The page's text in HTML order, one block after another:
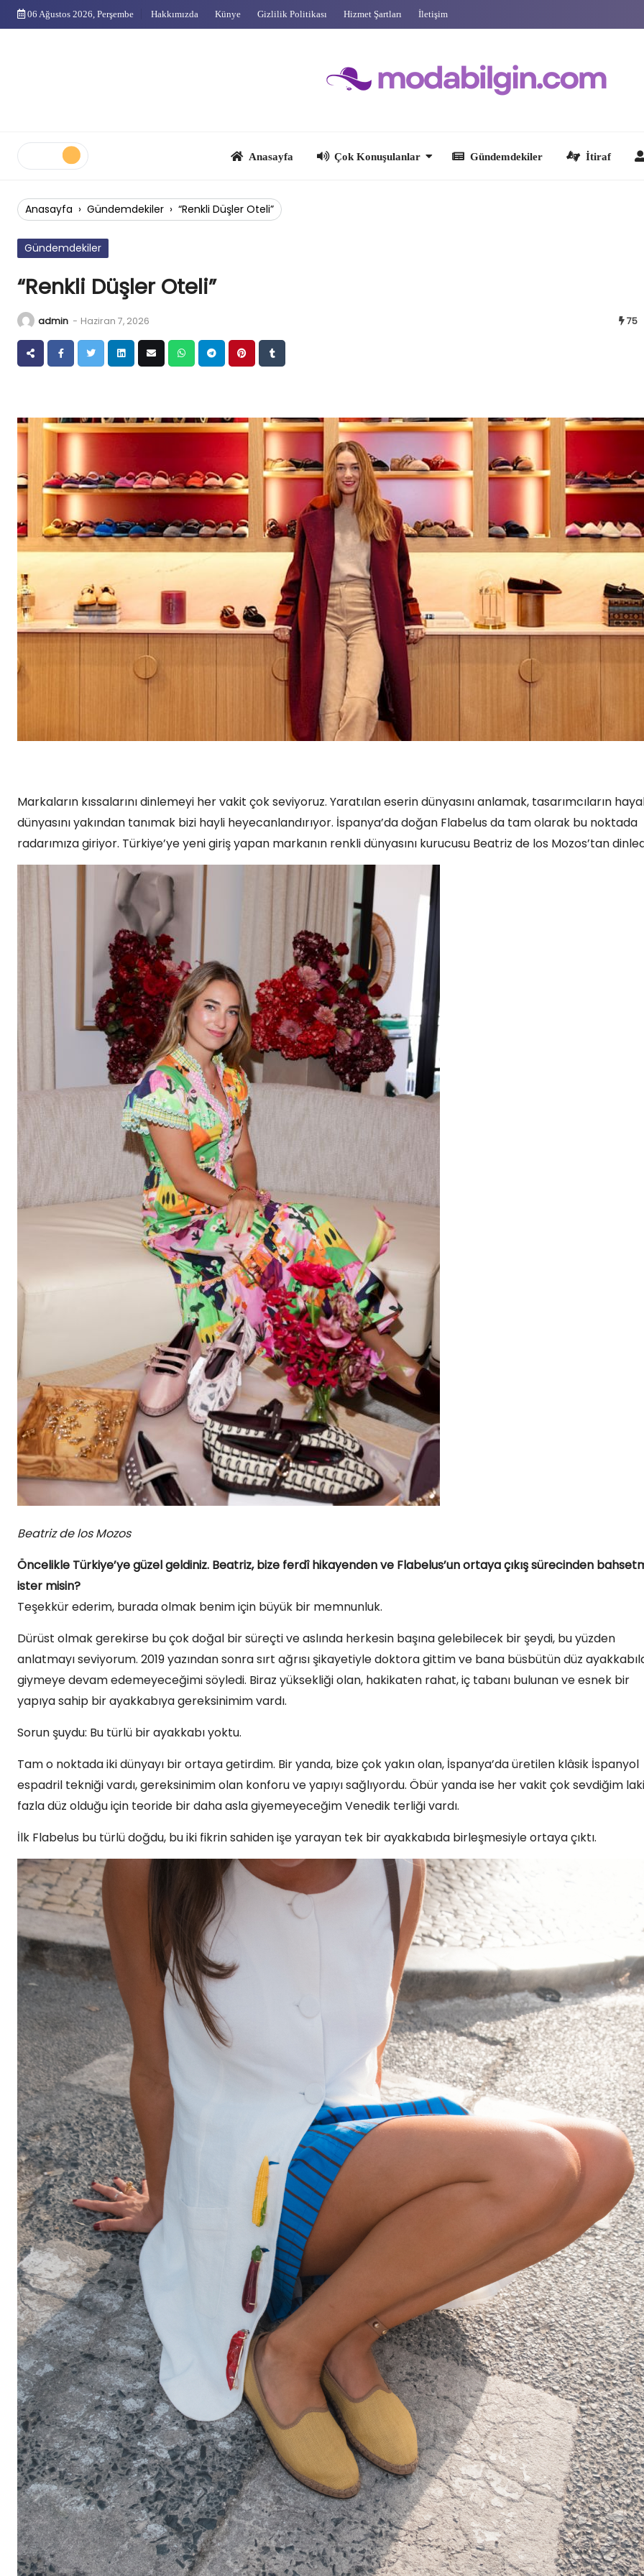
Skip
06 Ağustos 2026, Perşembe Hakkımızda Künye Gizlilik Politikası Hizmet Şartları İletişim
Anasayfa › Gündemdekiler › “Renkli Düşler Oteli”
Gündemdekiler
“Renkli Düşler Oteli”
admin - Haziran 7, 2026 75
Markaların kıssalarını dinlemeyi her vakit çok seviyoruz. Yaratılan eserin dünyasını anlamak, tasarımcıların
dünyasını yakından tanımak bizi hayli heyecanlandırıyor. İspanya’da doğan Flabelus da tam olarak bu noktada
radarımıza giriyor. Türkiye’ye yeni giriş yapan markanın renkli dünyasını kurucusu Beatriz de los Mozos’tan
Beatriz de los Mozos
Öncelikle Türkiye’ye güzel geldiniz. Beatriz, bize ferdî hikayenden ve Flabelus’un ortaya çıkış sürecinden
ister misin?
Teşekkür ederim, burada olmak benim için büyük bir memnunluk.
Dürüst olmak gerekirse bu çok doğal bir süreçti ve aslında herkesin başına gelebilecek bir şeydi, bu yüzden
anlatmayı seviyorum. 2019 yazından sonra sırt ağrısı şikayetiyle doktora gittim ve bana büsbütün düz
giymeye devam edemeyeceğimi söyledi. Biraz yüksekliği olan, hakikaten rahat, iç tabanı bulunan ve esnek bir
yapıya sahip bir ayakkabıya gereksinimim vardı.
Sorun şuydu: Bu türlü bir ayakkabı yoktu.
Tam o noktada iki dünyayı bir ortaya getirdim. Bir yanda, bize çok yakın olan, İspanya’da üretilen klâsik İspanyol
espadril tekniği vardı, gereksinimim olan konforu ve yapıyı sağlıyordu. Öbür yanda ise her vakit çok sevdiğim
fazla düz olduğu için teoride bir daha asla giyemeyeceğim Venedik terliği vardı.
İlk Flabelus bu türlü doğdu, bu iki fikrin sahiden işe yarayan tek bir ayakkabıda birleşmesiyle ortaya çıktı.